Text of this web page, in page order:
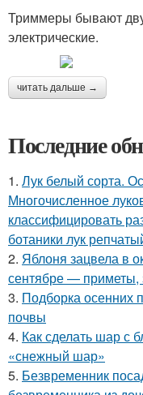
Триммеры бывают
электрические.
читать дальше →
Последние
1. Лук белый сорта.
Многочисленное
классифицировать
ботаники лук
2. Яблоня зацвела в
сентябре — приметы,
3. Подборка осенних
почвы
4. Как сделать шар с
«снежный шар»
5. Безвременник